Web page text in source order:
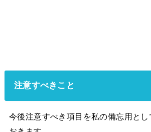
注意すべきこと
今後注意すべき項目を私の備忘用と